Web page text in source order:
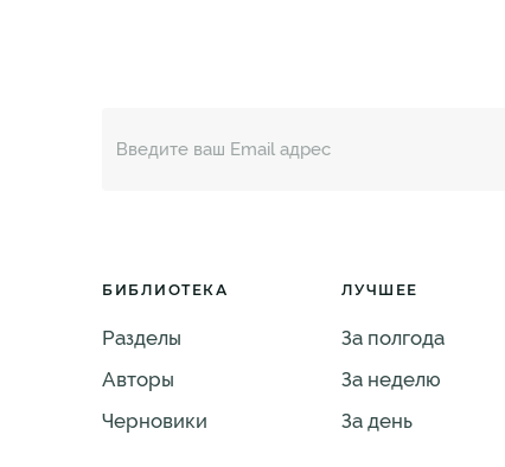
БИБЛИОТЕКА
Разделы
Авторы
Черновики
ЛУЧШЕЕ
За полгода
За неделю
За день